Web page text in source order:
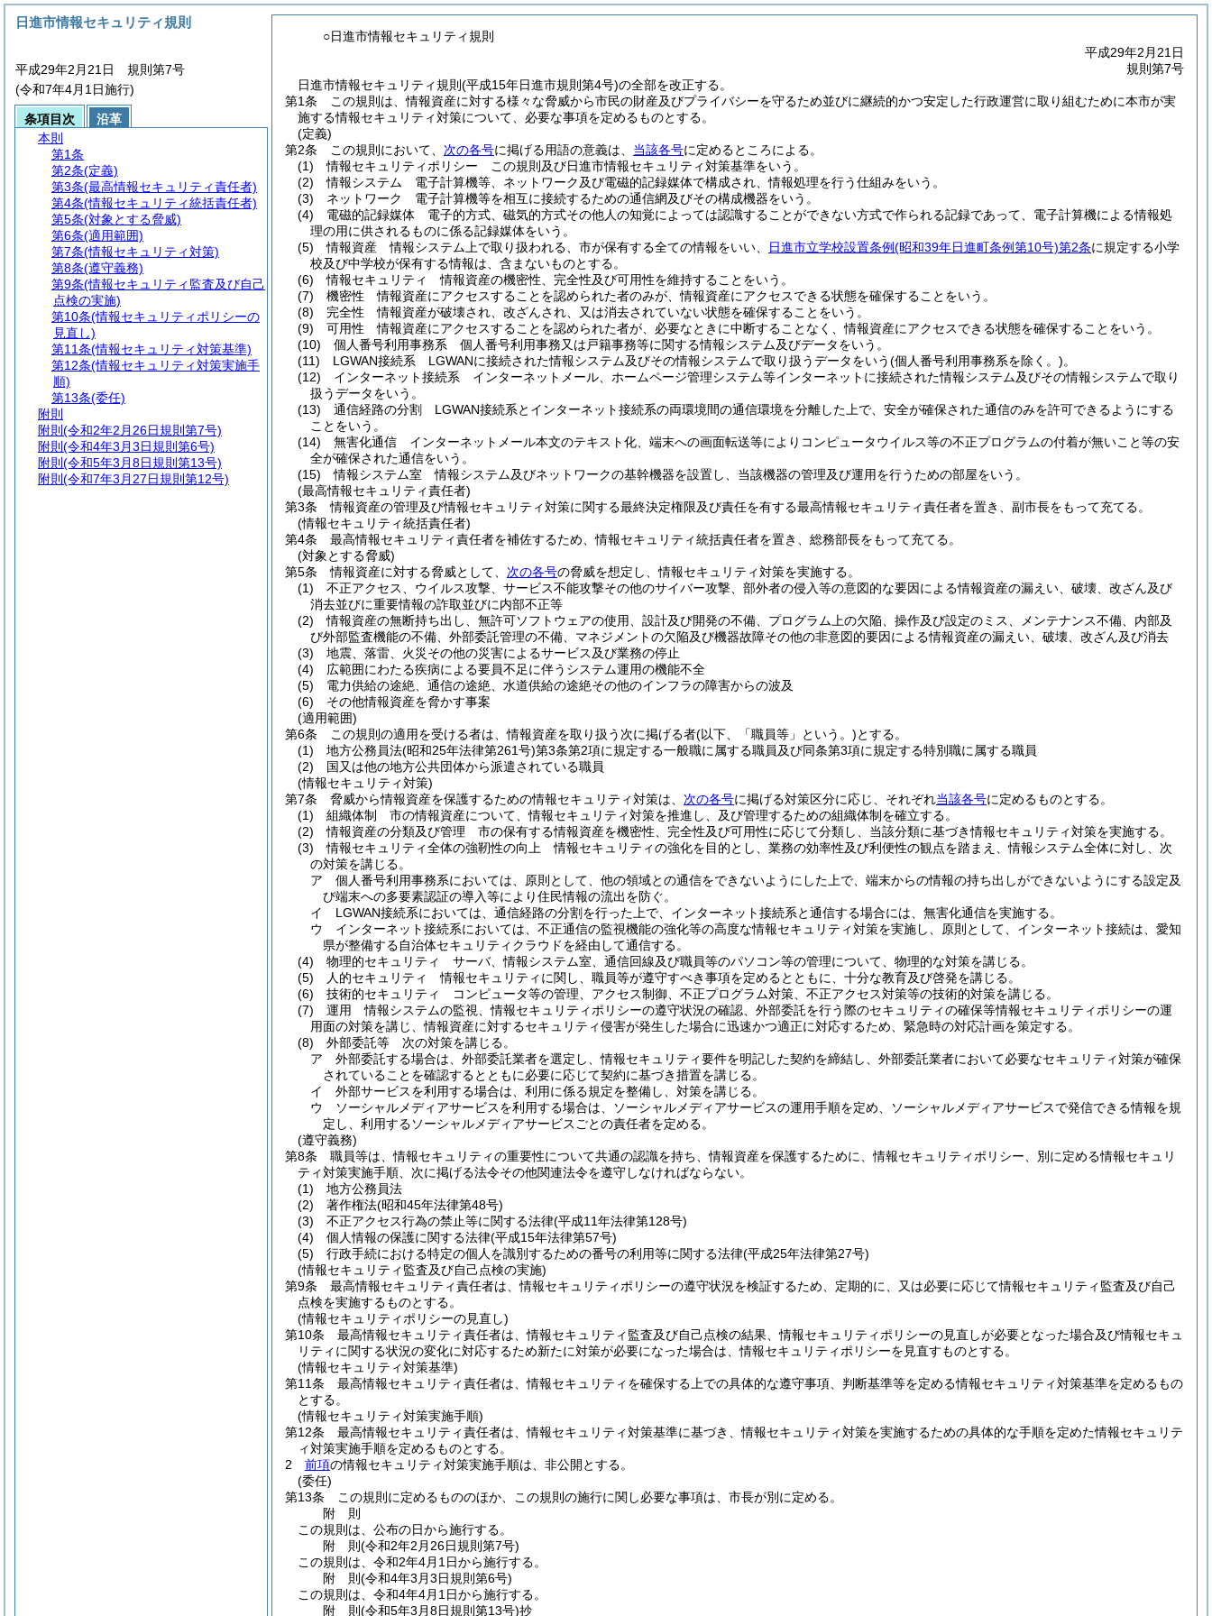
○日進市情報セキュリティ規則
平成29年2月21日
規則第7号
日進市情報セキュリティ規則(平成15年日進市規則第4号)の全部を改正する。
第1条
この規則は、情報資産に対する様々な脅威から市民の財産及びプライバシーを守るため並びに継続的かつ安定した行政運営に取り組むために本市が実
施する情報セキュリティ対策について、必要な事項を定めるものとする。
(定義)
第2条
この規則において、 次の各号に掲げる用語の意義は、 当該各号に定めるところによる。
(1)
情報セキュリティポリシー この規則及び日進市情報セキュリティ対策基準をいう。
(2)
情報システム 電子計算機等、ネットワーク及び電磁的記録媒体で構成され、情報処理を行う仕組みをいう。
(3)
ネットワーク 電子計算機等を相互に接続するための通信網及びその構成機器をいう。
(4)
電磁的記録媒体 電子的方式、磁気的方式その他人の知覚によっては認識することができない方式で作られる記録であって、電子計算機による情報処
理の用に供されるものに係る記録媒体をいう。
(5)
情報資産 情報システム上で取り扱われる、市が保有する全ての情報をいい、 日進市立学校設置条例(昭和39年日進町条例第10号)第2条に規定する小学
校及び中学校が保有する情報は、含まないものとする。
(6)
情報セキュリティ 情報資産の機密性、完全性及び可用性を維持することをいう。
(7)
機密性 情報資産にアクセスすることを認められた者のみが、情報資産にアクセスできる状態を確保することをいう。
(8)
完全性 情報資産が破壊され、改ざんされ、又は消去されていない状態を確保することをいう。
(9)
可用性 情報資産にアクセスすることを認められた者が、必要なときに中断することなく、情報資産にアクセスできる状態を確保することをいう。
(10)
個人番号利用事務系 個人番号利用事務又は戸籍事務等に関する情報システム及びデータをいう。
(11)
LGWAN接続系 LGWANに接続された情報システム及びその情報システムで取り扱うデータをいう(個人番号利用事務系を除く。)。
(12)
インターネット接続系 インターネットメール、ホームページ管理システム等インターネットに接続された情報システム及びその情報システムで取り
扱うデータをいう。
(13)
通信経路の分割 LGWAN接続系とインターネット接続系の両環境間の通信環境を分離した上で、安全が確保された通信のみを許可できるようにする
ことをいう。
(14)
無害化通信 インターネットメール本文のテキスト化、端末への画面転送等によりコンピュータウイルス等の不正プログラムの付着が無いこと等の安
全が確保された通信をいう。
(15)
情報システム室 情報システム及びネットワークの基幹機器を設置し、当該機器の管理及び運用を行うための部屋をいう。
(最高情報セキュリティ責任者)
第3条
情報資産の管理及び情報セキュリティ対策に関する最終決定権限及び責任を有する最高情報セキュリティ責任者を置き、副市長をもって充てる。
(情報セキュリティ統括責任者)
第4条
最高情報セキュリティ責任者を補佐するため、情報セキュリティ統括責任者を置き、総務部長をもって充てる。
(対象とする脅威)
第5条
情報資産に対する脅威として、 次の各号の脅威を想定し、情報セキュリティ対策を実施する。
(1)
不正アクセス、ウイルス攻撃、サービス不能攻撃その他のサイバー攻撃、部外者の侵入等の意図的な要因による情報資産の漏えい、破壊、改ざん及び
消去並びに重要情報の詐取並びに内部不正等
(2)
情報資産の無断持ち出し、無許可ソフトウェアの使用、設計及び開発の不備、プログラム上の欠陥、操作及び設定のミス、メンテナンス不備、内部及
び外部監査機能の不備、外部委託管理の不備、マネジメントの欠陥及び機器故障その他の非意図的要因による情報資産の漏えい、破壊、改ざん及び消去
(3)
地震、落雷、火災その他の災害によるサービス及び業務の停止
(4)
広範囲にわたる疾病による要員不足に伴うシステム運用の機能不全
(5)
電力供給の途絶、通信の途絶、水道供給の途絶その他のインフラの障害からの波及
(6)
その他情報資産を脅かす事案
(適用範囲)
第6条
この規則の適用を受ける者は、情報資産を取り扱う次に掲げる者(以下、「職員等」という。)とする。
(1)
地方公務員法(昭和25年法律第261号)第3条第2項に規定する一般職に属する職員及び同条第3項に規定する特別職に属する職員
(2)
国又は他の地方公共団体から派遣されている職員
(情報セキュリティ対策)
第7条
脅威から情報資産を保護するための情報セキュリティ対策は、 次の各号に掲げる対策区分に応じ、それぞれ当該各号に定めるものとする。
(1)
組織体制 市の情報資産について、情報セキュリティ対策を推進し、及び管理するための組織体制を確立する。
(2)
情報資産の分類及び管理 市の保有する情報資産を機密性、完全性及び可用性に応じて分類し、当該分類に基づき情報セキュリティ対策を実施する。
(3)
情報セキュリティ全体の強靭性の向上 情報セキュリティの強化を目的とし、業務の効率性及び利便性の観点を踏まえ、情報システム全体に対し、次
の対策を講じる。
ア
個人番号利用事務系においては、原則として、他の領域との通信をできないようにした上で、端末からの情報の持ち出しができないようにする設定及
び端末への多要素認証の導入等により住民情報の流出を防ぐ。
イ
LGWAN接続系においては、通信経路の分割を行った上で、インターネット接続系と通信する場合には、無害化通信を実施する。
ウ
インターネット接続系においては、不正通信の監視機能の強化等の高度な情報セキュリティ対策を実施し、原則として、インターネット接続は、愛知
県が整備する自治体セキュリティクラウドを経由して通信する。
(4)
物理的セキュリティ サーバ、情報システム室、通信回線及び職員等のパソコン等の管理について、物理的な対策を講じる。
(5)
人的セキュリティ 情報セキュリティに関し、職員等が遵守すべき事項を定めるとともに、十分な教育及び啓発を講じる。
(6)
技術的セキュリティ コンピュータ等の管理、アクセス制御、不正プログラム対策、不正アクセス対策等の技術的対策を講じる。
(7)
運用 情報システムの監視、情報セキュリティポリシーの遵守状況の確認、外部委託を行う際のセキュリティの確保等情報セキュリティポリシーの運
用面の対策を講じ、情報資産に対するセキュリティ侵害が発生した場合に迅速かつ適正に対応するため、緊急時の対応計画を策定する。
(8)
外部委託等 次の対策を講じる。
ア
外部委託する場合は、外部委託業者を選定し、情報セキュリティ要件を明記した契約を締結し、外部委託業者において必要なセキュリティ対策が確保
されていることを確認するとともに必要に応じて契約に基づき措置を講じる。
イ
外部サービスを利用する場合は、利用に係る規定を整備し、対策を講じる。
ウ
ソーシャルメディアサービスを利用する場合は、ソーシャルメディアサービスの運用手順を定め、ソーシャルメディアサービスで発信できる情報を規
定し、利用するソーシャルメディアサービスごとの責任者を定める。
(遵守義務)
第8条
職員等は、情報セキュリティの重要性について共通の認識を持ち、情報資産を保護するために、情報セキュリティポリシー、別に定める情報セキュリ
ティ対策実施手順、次に掲げる法令その他関連法令を遵守しなければならない。
(1)
地方公務員法
(2)
著作権法(昭和45年法律第48号)
(3)
不正アクセス行為の禁止等に関する法律(平成11年法律第128号)
(4)
個人情報の保護に関する法律(平成15年法律第57号)
(5)
行政手続における特定の個人を識別するための番号の利用等に関する法律(平成25年法律第27号)
(情報セキュリティ監査及び自己点検の実施)
第9条
最高情報セキュリティ責任者は、情報セキュリティポリシーの遵守状況を検証するため、定期的に、又は必要に応じて情報セキュリティ監査及び自己
点検を実施するものとする。
(情報セキュリティポリシーの見直し)
第10条
最高情報セキュリティ責任者は、情報セキュリティ監査及び自己点検の結果、情報セキュリティポリシーの見直しが必要となった場合及び情報セキュ
リティに関する状況の変化に対応するため新たに対策が必要になった場合は、情報セキュリティポリシーを見直すものとする。
(情報セキュリティ対策基準)
第11条
最高情報セキュリティ責任者は、情報セキュリティを確保する上での具体的な遵守事項、判断基準等を定める情報セキュリティ対策基準を定めるもの
とする。
(情報セキュリティ対策実施手順)
第12条
最高情報セキュリティ責任者は、情報セキュリティ対策基準に基づき、情報セキュリティ対策を実施するための具体的な手順を定めた情報セキュリテ
ィ対策実施手順を定めるものとする。
2
前項の情報セキュリティ対策実施手順は、非公開とする。
(委任)
第13条
この規則に定めるもののほか、この規則の施行に関し必要な事項は、市長が別に定める。
附 則
この規則は、公布の日から施行する。
附 則(令和2年2月26日規則第7号)
この規則は、令和2年4月1日から施行する。
附 則(令和4年3月3日規則第6号)
この規則は、令和4年4月1日から施行する。
附 則(令和5年3月8日規則第13号)抄
日進市情報セキュリティ規則
平成29年2月21日 規則第7号
(令和7年4月1日施行)
条項目次
沿革
本則
第1条
第2条(定義)
第3条(最高情報セキュリティ責任者)
第4条(情報セキュリティ統括責任者)
第5条(対象とする脅威)
第6条(適用範囲)
第7条(情報セキュリティ対策)
第8条(遵守義務)
第9条(情報セキュリティ監査及び自己
点検の実施)
第10条(情報セキュリティポリシーの
見直し)
第11条(情報セキュリティ対策基準)
第12条(情報セキュリティ対策実施手
順)
第13条(委任)
附則
附則 (令和2年2月26日規則第7号)
附則 (令和4年3月3日規則第6号)
附則 (令和5年3月8日規則第13号)
附則 (令和7年3月27日規則第12号)